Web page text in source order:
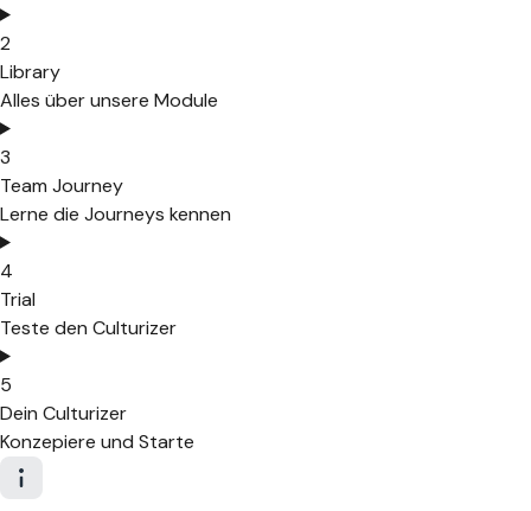
2
Library
Alles über unsere Module
3
Team Journey
Lerne die Journeys kennen
4
Trial
Teste den Culturizer
5
Dein Culturizer
Konzepiere und Starte